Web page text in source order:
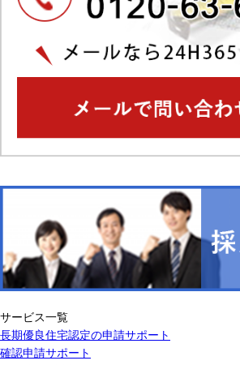
サービス一覧
長期優良住宅認定の申請サポート
確認申請サポート